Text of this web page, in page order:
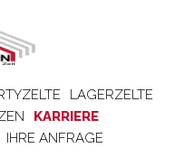
LAGERZELTE
KARRIERE
IHRE ANFRAGE